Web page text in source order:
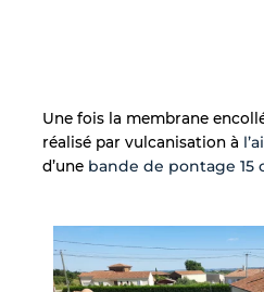
Une fois la membrane
réalisé par vulcanisation à
d’une bande de pontage 15